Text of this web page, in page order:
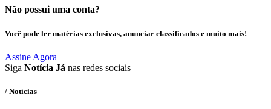
Não possui uma conta?
Você pode ler matérias exclusivas, anunciar classificados e muito mais!
Assine Agora
Siga Notícia Já nas redes sociais
/ Notícias